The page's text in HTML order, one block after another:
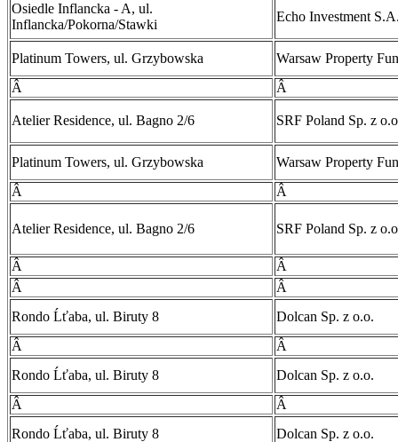
Osiedle Inflancka - A, ul.
Inflancka/Pokorna/Stawki
Echo Investment
Platinum Towers, ul. Grzybowska
Warsaw Property
Â
Â
Atelier Residence, ul. Bagno 2/6 SRF Poland Sp. z
Platinum Towers, ul. Grzybowska
Warsaw Property
Â
Â
Atelier Residence, ul. Bagno 2/6 SRF Poland Sp. z
Â
Â
Â
Â
Rondo Ĺťaba, ul. Biruty 8
Dolcan Sp. z o.o.
Â
Â
Rondo Ĺťaba, ul. Biruty 8
Dolcan Sp. z o.o.
Â
Â
Rondo Ĺťaba, ul. Biruty 8
Dolcan Sp. z o.o.